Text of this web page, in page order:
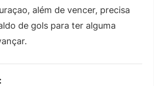
além de vencer, precisa
de gols para ter alguma